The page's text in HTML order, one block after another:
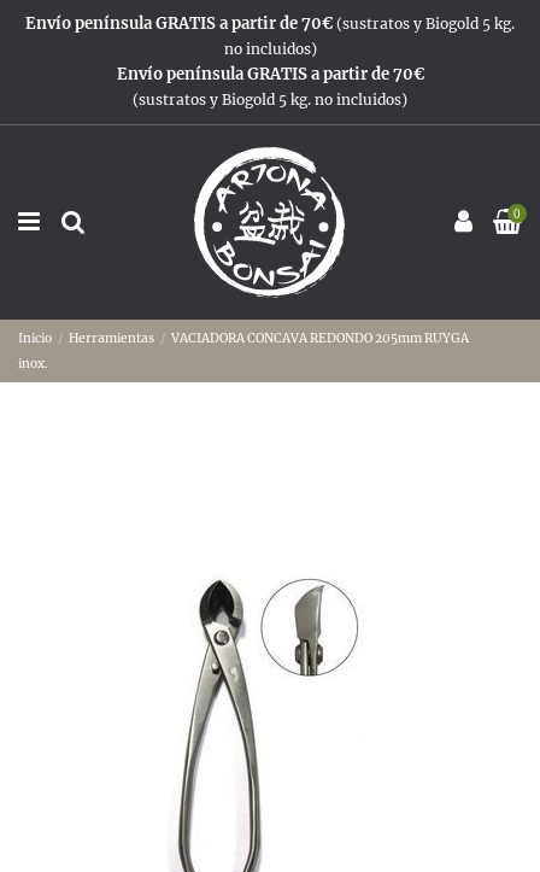
Envío península GRATIS a partir de 70€ (sustratos y Biogold 5 kg.
no incluidos)
Envío península GRATIS a partir de 70€
(sustratos y Biogold 5 kg. no incluidos)
0
Inicio Herramientas
VACIADORA CONCAVA REDONDO 205mm RUYGA
inox.